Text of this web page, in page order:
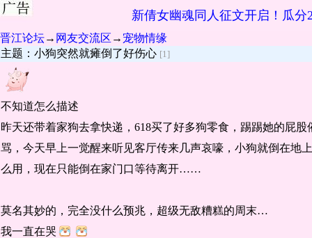
新倩女幽魂同人征文开启！瓜分
晋江论坛→ 网友交流区 → 宠物情缘
主题：小狗突然就瘫倒了好伤心 [1]
不知道怎么描述
昨天还带着家狗去拿快递，618买了好多狗零食，踢踢她的屁
骂，今天早上一觉醒来听见客厅传来几声哀嚎，小狗就倒在地
么用，现在只能倒在家门口等待离开……
莫名其妙的，完全没什么预兆，超级无敌糟糕的周末…
我一直在哭